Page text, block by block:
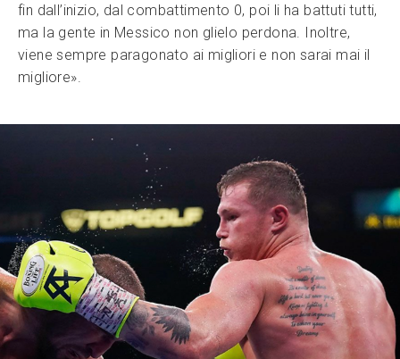
fin dall’inizio, dal combattimento 0, poi li ha battuti tutti,
ma la gente in Messico non glielo perdona. Inoltre,
viene sempre paragonato ai migliori e non sarai mai il
migliore».